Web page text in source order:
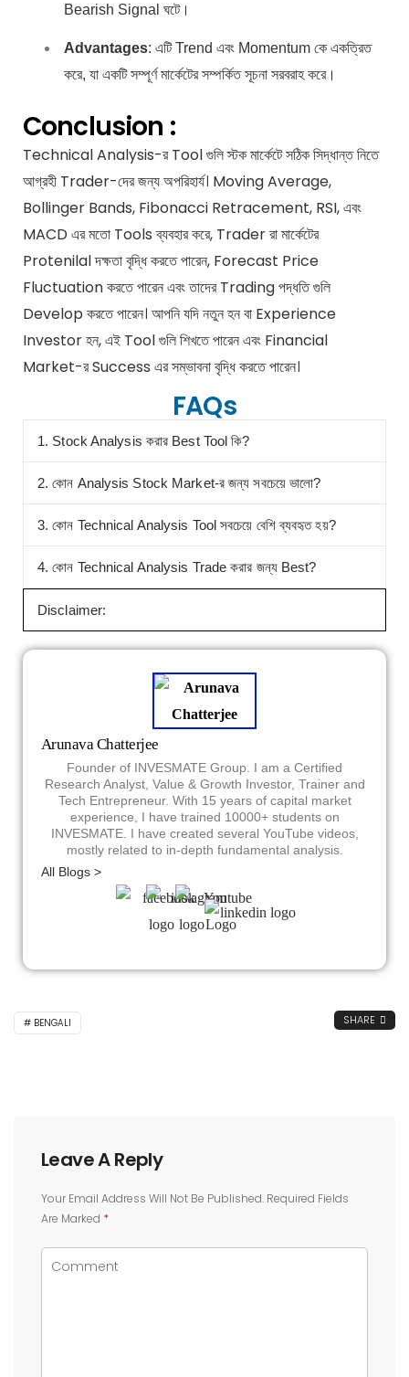
Bearish Signal ঘটে।
Advantages: এটি Trend এবং Momentum কে একত্রিত
করে, যা একটি সম্পূর্ণ মার্কেটের সম্পর্কিত সূচনা সরবরাহ করে।
Conclusion :
Technical Analysis-র Tool গুলি স্টক মার্কেটে সঠিক সিদ্ধান্ত নিতে
আগ্রহী Trader-দের জন্য অপরিহার্য। Moving Average,
Bollinger Bands, Fibonacci Retracement, RSI, এবং
MACD এর মতো Tools ব্যবহার করে, Trader রা মার্কেটের
Protenilal দক্ষতা বৃদ্ধি করতে পারেন, Forecast Price
Fluctuation করতে পারেন এবং তাদের Trading পদ্ধতি গুলি
Develop করতে পারেন। আপনি যদি নতুন হন বা Experience
Investor হন, এই Tool গুলি শিখতে পারেন এবং Financial
Market-র Success এর সম্ভাবনা বৃদ্ধি করতে পারেন।
FAQs
1. Stock Analysis করার Best Tool কি?
2. কোন Analysis Stock Market-র জন্য সবচেয়ে ভালো?
3. কোন Technical Analysis Tool সবচেয়ে বেশি ব্যবহৃত হয়?
4. কোন Technical Analysis Trade করার জন্য Best?
Disclaimer:
Arunava Chatterjee
Founder of INVESMATE Group. I am a Certified
Research Analyst, Value & Growth Investor, Trainer and
Tech Entrepreneur. With 15 years of capital market
experience, I have trained 10000+ students on
INVESMATE. I have created several YouTube videos,
mostly related to in-depth fundamental analysis.
All Blogs >
BENGALI SHARE
Leave A Reply
Your Email Address Will Not Be Published. Required Fields
Are Marked *